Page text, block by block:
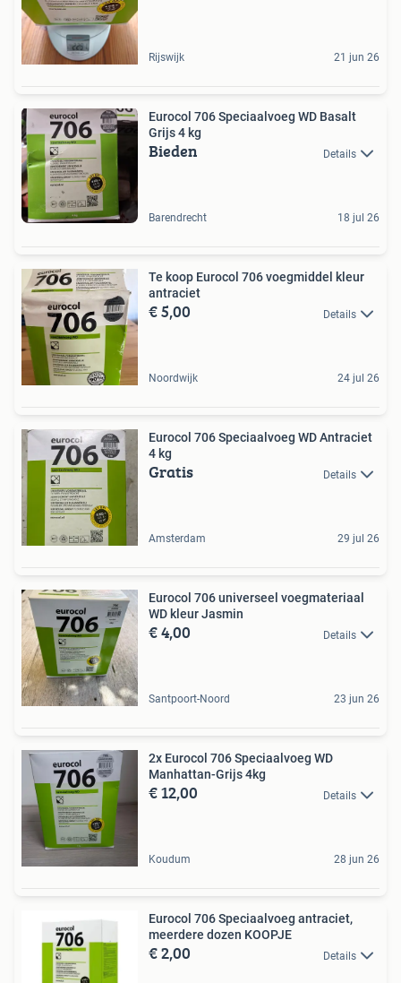
Rijswijk 21 jun 26
Eurocol 706 Speciaalvoeg WD Basalt
Grijs 4 kg
Bieden Details
Barendrecht 18 jul 26
Te koop Eurocol 706 voegmiddel kleur
antraciet
€ 5,00 Details
Noordwijk 24 jul 26
Eurocol 706 Speciaalvoeg WD Antraciet
4 kg
Gratis Details
Amsterdam 29 jul 26
Eurocol 706 universeel voegmateriaal
WD kleur Jasmin
€ 4,00 Details
Santpoort-Noord 23 jun 26
2x Eurocol 706 Speciaalvoeg WD
Manhattan-Grijs 4kg
€ 12,00 Details
Koudum 28 jun 26
Eurocol 706 Speciaalvoeg antraciet,
meerdere dozen KOOPJE
€ 2,00 Details